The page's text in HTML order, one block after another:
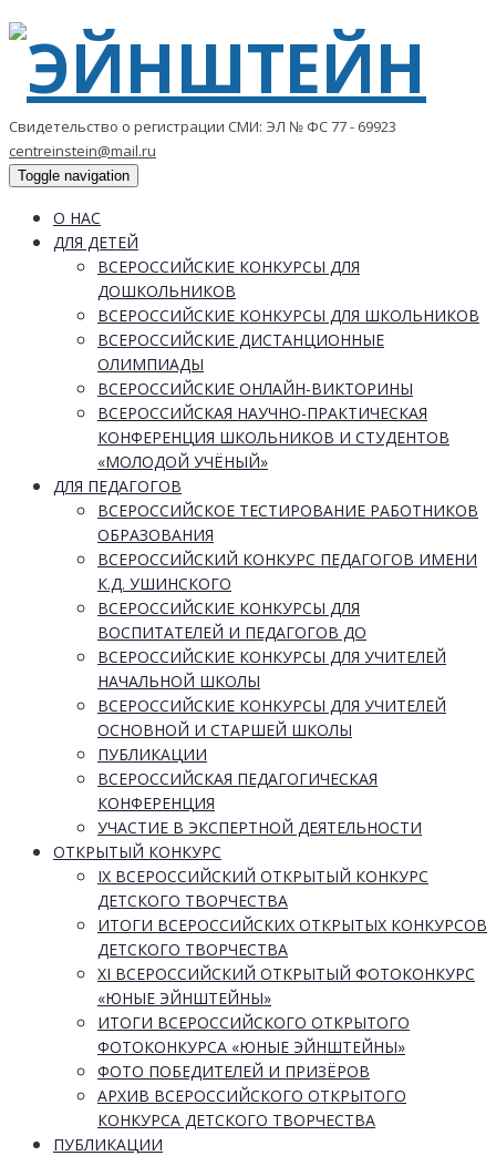
Свидетельство о регистрации СМИ: ЭЛ № ФС 77 - 69923
centreinstein@mail.ru
Toggle navigation
О НАС
ДЛЯ ДЕТЕЙ
ВСЕРОССИЙСКИЕ КОНКУРСЫ ДЛЯ
ДОШКОЛЬНИКОВ
ВСЕРОССИЙСКИЕ КОНКУРСЫ ДЛЯ ШКОЛЬНИКОВ
ВСЕРОССИЙСКИЕ ДИСТАНЦИОННЫЕ
ОЛИМПИАДЫ
ВСЕРОССИЙСКИЕ ОНЛАЙН-ВИКТОРИНЫ
ВСЕРОССИЙСКАЯ НАУЧНО-ПРАКТИЧЕСКАЯ
КОНФЕРЕНЦИЯ ШКОЛЬНИКОВ И СТУДЕНТОВ
«МОЛОДОЙ УЧЁНЫЙ»
ДЛЯ ПЕДАГОГОВ
ВСЕРОССИЙСКОЕ ТЕСТИРОВАНИЕ РАБОТНИКОВ
ОБРАЗОВАНИЯ
ВСЕРОССИЙСКИЙ КОНКУРС ПЕДАГОГОВ ИМЕНИ
К.Д. УШИНСКОГО
ВСЕРОССИЙСКИЕ КОНКУРСЫ ДЛЯ
ВОСПИТАТЕЛЕЙ И ПЕДАГОГОВ ДО
ВСЕРОССИЙСКИЕ КОНКУРСЫ ДЛЯ УЧИТЕЛЕЙ
НАЧАЛЬНОЙ ШКОЛЫ
ВСЕРОССИЙСКИЕ КОНКУРСЫ ДЛЯ УЧИТЕЛЕЙ
ОСНОВНОЙ И СТАРШЕЙ ШКОЛЫ
ПУБЛИКАЦИИ
ВСЕРОССИЙСКАЯ ПЕДАГОГИЧЕСКАЯ
КОНФЕРЕНЦИЯ
УЧАСТИЕ В ЭКСПЕРТНОЙ ДЕЯТЕЛЬНОСТИ
ОТКРЫТЫЙ КОНКУРС
IX ВСЕРОССИЙСКИЙ ОТКРЫТЫЙ КОНКУРС
ДЕТСКОГО ТВОРЧЕСТВА
ИТОГИ ВСЕРОССИЙСКИХ ОТКРЫТЫХ КОНКУРСОВ
ДЕТСКОГО ТВОРЧЕСТВА
XI ВСЕРОССИЙСКИЙ ОТКРЫТЫЙ ФОТОКОНКУРС
«ЮНЫЕ ЭЙНШТЕЙНЫ»
ИТОГИ ВСЕРОССИЙСКОГО ОТКРЫТОГО
ФОТОКОНКУРСА «ЮНЫЕ ЭЙНШТЕЙНЫ»
ФОТО ПОБЕДИТЕЛЕЙ И ПРИЗЁРОВ
АРХИВ ВСЕРОССИЙСКОГО ОТКРЫТОГО
КОНКУРСА ДЕТСКОГО ТВОРЧЕСТВА
ПУБЛИКАЦИИ